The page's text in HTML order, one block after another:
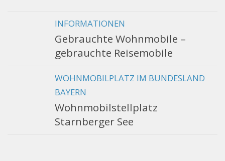
INFORMATIONEN
Gebrauchte Wohnmobile –
gebrauchte Reisemobile
WOHNMOBILPLATZ IM BUNDESLAND
BAYERN
Wohnmobilstellplatz
Starnberger See